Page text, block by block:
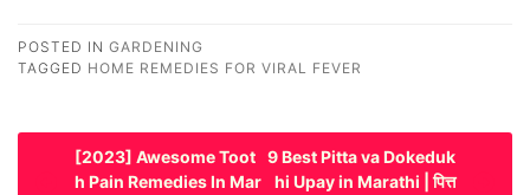
POSTED IN GARDENING
TAGGED HOME REMEDIES FOR VIRAL FEVER
[2023] Awesome Toot
h Pain Remedies In Mar
9 Best Pitta va Dokeduk
hi Upay in Marathi | पित्त